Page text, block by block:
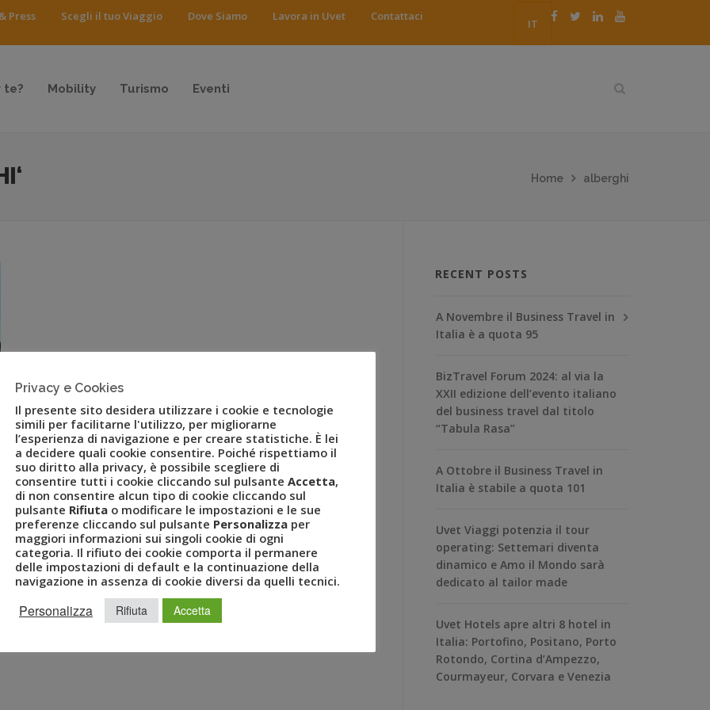
IT
Press Scegli il tuo Viaggio Dove Siamo Lavora in Uvet Contattaci
te? Mobility Turismo Eventi
Home alberghi
il sito web con nuove funzioni
,SANTO STEFANO RESORT,SITO WEB,UHC,UVET,
ed esperienze prima e durante la vacanza Sviluppato un
la vacanza anche in base alla tipologia cercata dal cliente:
Relax & Spa Strutture alberghiere divise tra: Explore,
RECENT POSTS
A Novembre il Business Travel in
Italia è a quota 95
BizTravel Forum 2024: al via la
XXII edizione dell’evento italiano
del business travel dal titolo
“Tabula Rasa”
A Ottobre il Business Travel in
Italia è stabile a quota 101
Uvet Viaggi potenzia il tour
operating: Settemari diventa
dinamico e Amo il Mondo sarà
dedicato al tailor made
Uvet Hotels apre altri 8 hotel in
Italia: Portofino, Positano, Porto
Rotondo, Cortina d’Ampezzo,
Courmayeur, Corvara e Venezia
Privacy e Cookies
Il presente sito desidera utilizzare i cookie e tecnologie
simili per facilitarne l'utilizzo, per migliorarne
l’esperienza di navigazione e per creare statistiche. È lei
a decidere quali cookie consentire. Poiché rispettiamo il
suo diritto alla privacy, è possibile scegliere di
consentire tutti i cookie cliccando sul pulsante Accetta,
di non consentire alcun tipo di cookie cliccando sul
pulsante Rifiuta o modificare le impostazioni e le sue
preferenze cliccando sul pulsante Personalizza per
maggiori informazioni sui singoli cookie di ogni
categoria. Il rifiuto dei cookie comporta il permanere
delle impostazioni di default e la continuazione della
navigazione in assenza di cookie diversi da quelli tecnici.
Personalizza Rifiuta Accetta